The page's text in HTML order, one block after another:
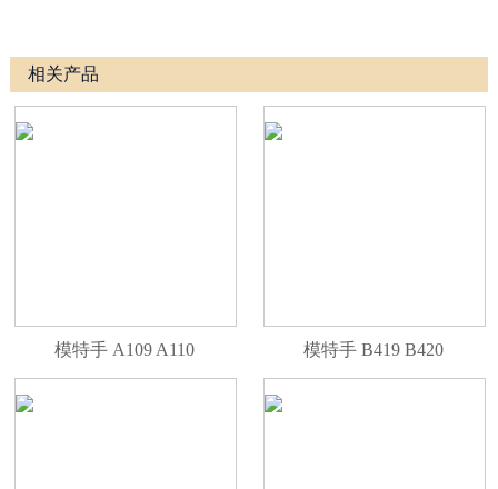
相关产品
模特手 A109 A110 模特手 B419 B420